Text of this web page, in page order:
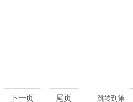
下一页 尾页 跳转到第